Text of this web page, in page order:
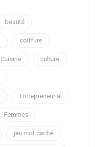
beauté
coiffure
Cuisine culture
Entrepreneuriat
Femmes
jeu mot caché